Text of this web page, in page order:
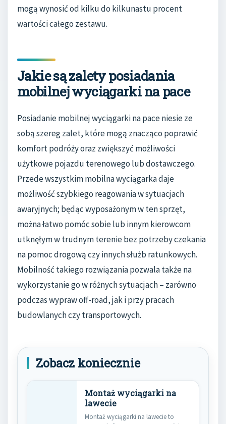
mogą wynosić od kilku do kilkunastu procent
wartości całego zestawu.
Jakie są zalety posiadania
mobilnej wyciągarki na pace
Posiadanie mobilnej wyciągarki na pace niesie ze
sobą szereg zalet, które mogą znacząco poprawić
komfort podróży oraz zwiększyć możliwości
użytkowe pojazdu terenowego lub dostawczego.
Przede wszystkim mobilna wyciągarka daje
możliwość szybkiego reagowania w sytuacjach
awaryjnych; będąc wyposażonym w ten sprzęt,
można łatwo pomóc sobie lub innym kierowcom
utknęłym w trudnym terenie bez potrzeby czekania
na pomoc drogową czy innych służb ratunkowych.
Mobilność takiego rozwiązania pozwala także na
wykorzystanie go w różnych sytuacjach – zarówno
podczas wypraw off-road, jak i przy pracach
budowlanych czy transportowych.
Zobacz koniecznie
Montaż wyciągarki na
lawecie
Montaż wyciągarki na lawecie to